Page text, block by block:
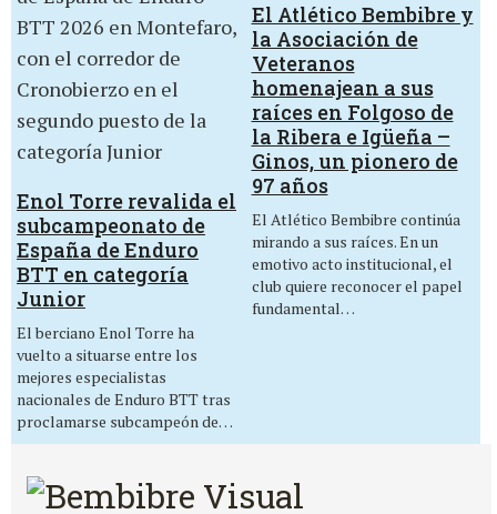
Enol Torre revalida el
subcampeonato de
España de Enduro
BTT en categoría
Junior
El berciano Enol Torre ha
vuelto a situarse entre los
mejores especialistas
nacionales de Enduro BTT tras
proclamarse subcampeón de…
El Atlético Bembibre y
la Asociación de
Veteranos
homenajean a sus
raíces en Folgoso de
la Ribera e Igüeña –
Ginos, un pionero de
97 años
El Atlético Bembibre continúa
mirando a sus raíces. En un
emotivo acto institucional, el
club quiere reconocer el papel
fundamental…